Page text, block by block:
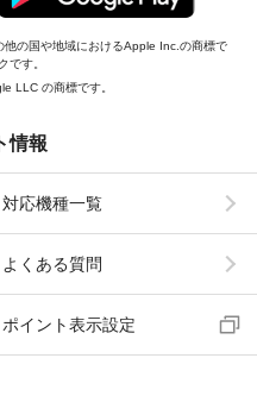
の国や地域におけるApple Inc.の商標で
です。
LLC の商標です。
情報
対応機種一覧
よくある質問
ポイント表示設定